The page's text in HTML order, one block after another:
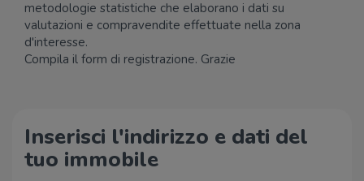
metodologie statistiche che elaborano i dati su
valutazioni e compravendite effettuate nella zona
d'interesse.
Compila il form di registrazione. Grazie
Inserisci l'indirizzo e dati del
tuo immobile